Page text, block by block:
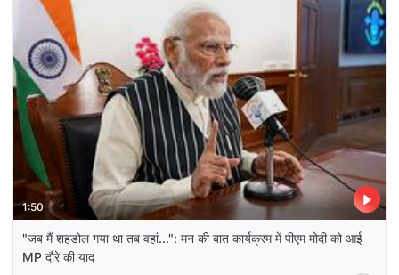
1:50
"जब मैं शहडोल गया था तब वहां...": मन की बात कार्यक्रम में पीएम मोदी को आई
MP दौरे की याद